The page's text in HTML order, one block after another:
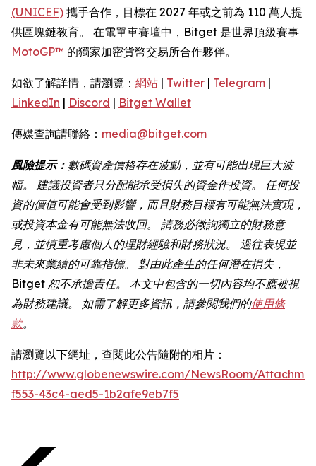
(UNICEF) 攜手合作，目標在 2027 年或之前為 110 萬人提
供區塊鏈教育。 在電單車賽壇中，Bitget 是世界頂級賽事
MotoGP™ 的獨家加密貨幣交易所合作夥伴。
如欲了解詳情，請瀏覽： 網站 | Twitter | Telegram |
LinkedIn | Discord | Bitget Wallet
傳媒查詢請聯絡： media@bitget.com
風險提示： 數碼資產價格存在波動，並有可能出現巨大波
幅。 建議投資者只分配能承受損失的資金作投資。 任何投
資的價值可能會受到影響，而且財務目標有可能無法實現，
或投資本金有可能無法收回。 請務必徵詢獨立的財務意
見，並慎重考慮個人的理財經驗和財務狀況。 過往表現並
非未來業績的可靠指標。 對由此產生的任何潛在損失，
Bitget 恕不承擔責任。 本文中包含的一切內容均不應被視
為財務建議。 如需了解更多資訊，請參閱我們的使用條
款。
請瀏覽以下網址，查閱此公告隨附的相片：
http://www.globenewswire.com/NewsRoom/
f553-43c4-aed5-1b2afe9eb7f5